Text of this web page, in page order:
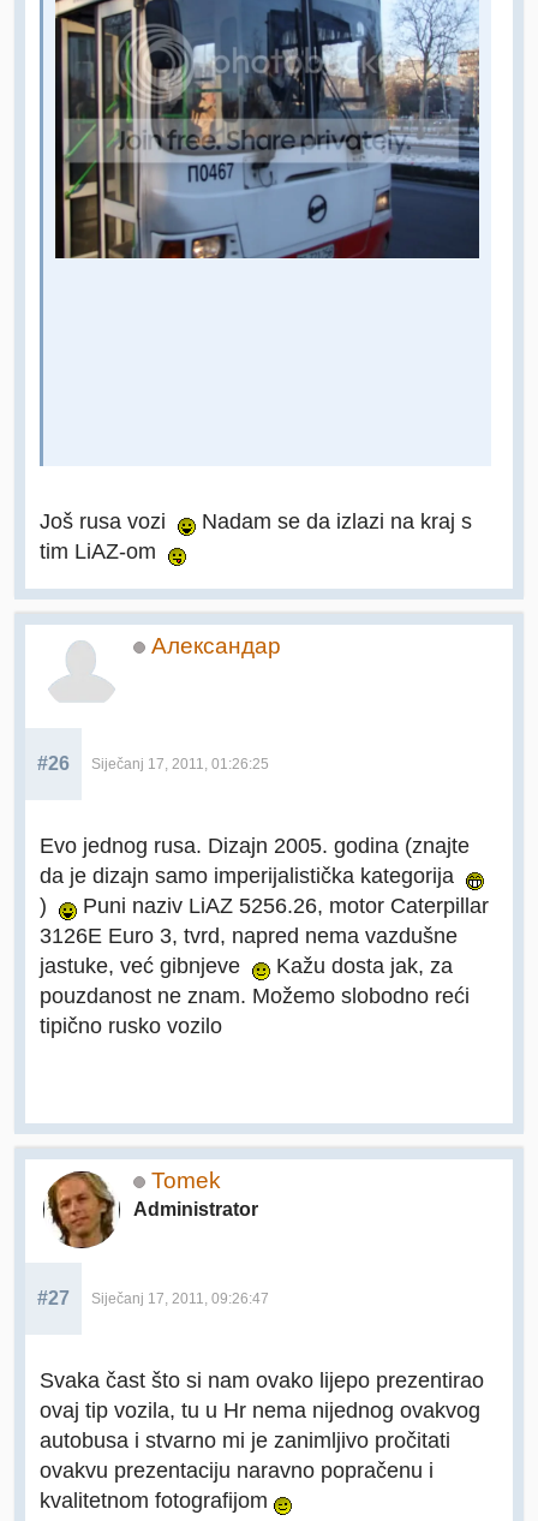
Još rusa vozi
Nadam se da izlazi na kraj s
tim LiAZ-om
Александар
#26 Siječanj 17, 2011, 01:26:25
Evo jednog rusa. Dizajn 2005. godina (znajte
da je dizajn samo imperijalistička kategorija
)
Puni naziv LiAZ 5256.26, motor Caterpillar
3126E Euro 3, tvrd, napred nema vazdušne
jastuke, već gibnjeve
Kažu dosta jak, za
pouzdanost ne znam. Možemo slobodno reći
tipično rusko vozilo
Tomek
Administrator
#27 Siječanj 17, 2011, 09:26:47
Svaka čast što si nam ovako lijepo prezentirao
ovaj tip vozila, tu u Hr nema nijednog ovakvog
autobusa i stvarno mi je zanimljivo pročitati
ovakvu prezentaciju naravno popračenu i
kvalitetnom fotografijom